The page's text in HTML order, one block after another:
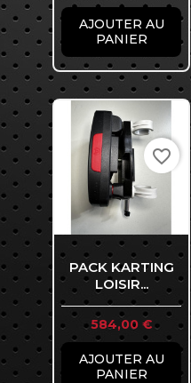
AJOUTER AU
PANIER
PACK KARTING
LOISIR...
Prix
584,00 €
AJOUTER AU
PANIER
favorite_border